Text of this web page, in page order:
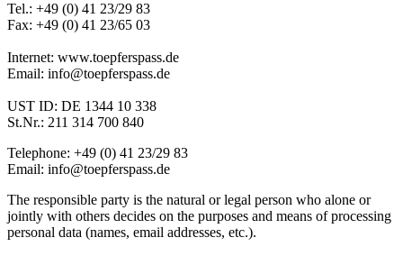
Tel.: +49 (0) 41 23/29 83
Fax: +49 (0) 41 23/65 03
Internet: www.toepferspass.de
Email: info@toepferspass.de
UST ID: DE 1344 10 338
St.Nr.: 211 314 700 840
Telephone: +49 (0) 41 23/29 83
Email: info@toepferspass.de
The responsible party is the natural or legal person who alone or
jointly with others decides on the purposes and means of processing
personal data (names, email addresses, etc.).